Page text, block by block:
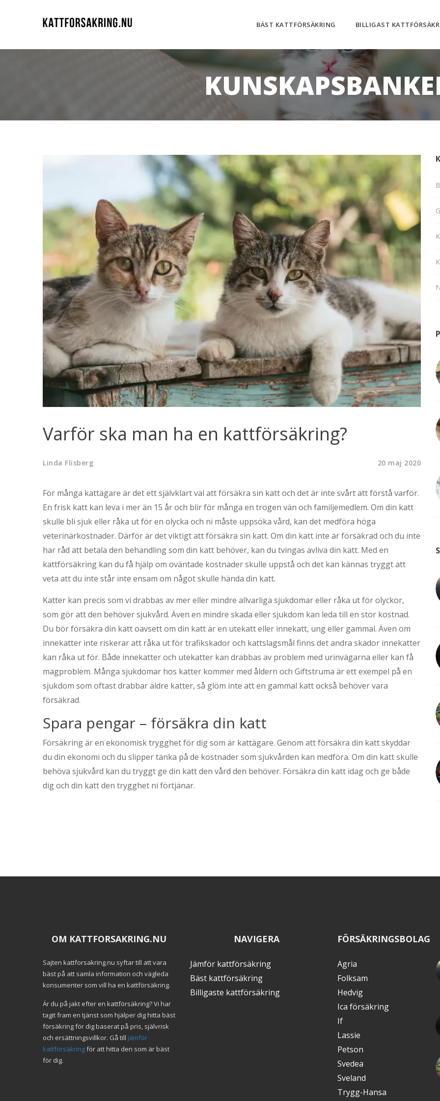
BÄST KATTFÖRSÄKRING BILLIGAST
Varför ska man ha en kattförsäkring?
Linda Flisberg 20 maj 2020
För många kattägare är det ett självklart val att försäkra sin katt och det är inte svårt att förstå varför.
En frisk katt kan leva i mer än 15 år och blir för många en trogen vän och familjemedlem. Om din katt
skulle bli sjuk eller råka ut för en olycka och ni måste uppsöka vård, kan det medföra höga
veterinärkostnader. Därför är det viktigt att försäkra sin katt. Om din katt inte är försäkrad och du inte
har råd att betala den behandling som din katt behöver, kan du tvingas avliva din katt. Med en
kattförsäkring kan du få hjälp om oväntade kostnader skulle uppstå och det kan kännas tryggt att
veta att du inte står inte ensam om något skulle hända din katt.
Katter kan precis som vi drabbas av mer eller mindre allvarliga sjukdomar eller råka ut för olyckor,
som gör att den behöver sjukvård. Även en mindre skada eller sjukdom kan leda till en stor kostnad.
Du bör försäkra din katt oavsett om din katt är en utekatt eller innekatt, ung eller gammal. Även om
innekatter inte riskerar att råka ut för trafikskador och kattslagsmål finns det andra skador innekatter
kan råka ut för. Både innekatter och utekatter kan drabbas av problem med urinvägarna eller kan få
magproblem. Många sjukdomar hos katter kommer med åldern och Giftstruma är ett exempel på en
sjukdom som oftast drabbar äldre katter, så glöm inte att en gammal katt också behöver vara
försäkrad.
Spara pengar – försäkra din katt
Försäkring är en ekonomisk trygghet för dig som är kattägare. Genom att försäkra din katt skyddar
du din ekonomi och du slipper tänka på de kostnader som sjukvården kan medföra. Om din katt skulle
behöva sjukvård kan du tryggt ge din katt den vård den behöver. Försäkra din katt idag och ge både
dig och din katt den trygghet ni förtjänar.
OM KATTFORSAKRING.NU
Sajten kattforsakring.nu syftar till att vara
bäst på att samla information och vägleda
konsumenter som vill ha en kattförsäkring.
Är du på jakt efter en kattförsäkring? Vi har
tagit fram en tjänst som hjälper dig hitta bäst
försäkring för dig baserat på pris, självrisk
och ersättningsvillkor. Gå till jämför
kattförsäkringför att hitta den som är bäst
för dig.
NAVIGERA
Jämför kattförsäkring
Bäst kattförsäkring
Billigaste kattförsäkring
FÖRSÄKRINGSBOLAG
Agria
Folksam
Hedvig
Ica försäkring
If
Lassie
Petson
Svedea
Sveland
Trygg-Hansa